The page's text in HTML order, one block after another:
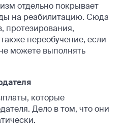
отдельно покрывает
на реабилитацию. Сюда
протезирования,
переобучение, если
можете выполнять
которые
Дело в том, что они